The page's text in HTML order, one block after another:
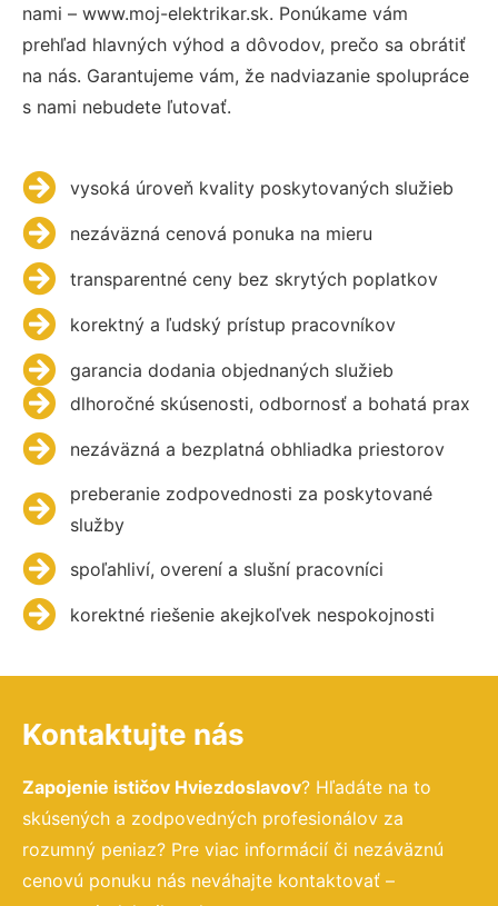
nami – www.moj-elektrikar.sk. Ponúkame vám
prehľad hlavných výhod a dôvodov, prečo sa obrátiť
na nás. Garantujeme vám, že nadviazanie spolupráce
s nami nebudete ľutovať.
vysoká úroveň kvality poskytovaných služieb
nezáväzná cenová ponuka na mieru
transparentné ceny bez skrytých poplatkov
korektný a ľudský prístup pracovníkov
garancia dodania objednaných služieb
dlhoročné skúsenosti, odbornosť a bohatá prax
nezáväzná a bezplatná obhliadka priestorov
preberanie zodpovednosti za poskytované
služby
spoľahliví, overení a slušní pracovníci
korektné riešenie akejkoľvek nespokojnosti
Kontaktujte nás
Zapojenie ističov Hviezdoslavov? Hľadáte na to
skúsených a zodpovedných profesionálov za
rozumný peniaz? Pre viac informácií či nezáväznú
cenovú ponuku nás neváhajte kontaktovať –